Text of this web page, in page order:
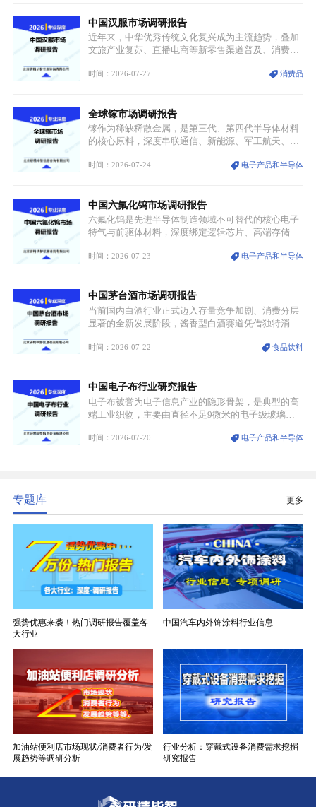
价无市”的供给真空，并沿高频覆铜板、PCB电路板向
AI服务器、5G基站等高端电子终端持续传导，全产业
链生产、成本、交付均承受巨大压力。
中国汉服市场调研报告
近年来，中华优秀传统文化复兴成为主流趋势，叠加
文旅产业复苏、直播电商等新零售渠道普及、消费群
服不再局限于传统节日、古风活动等小众场景，逐步
重要载体。同时，行业标准落地、生产技术升级、原
创设计能力提升，进一步夯实产业发展根基，吸引传
统服饰品牌、文旅企业等跨界入局，市场活力持续释
时间：2026-07-27 消费品
全球镓市场调研报告
镓作为稀缺稀散金属，是第三代、第四代半导体材料
的核心原料，深度串联通信、新能源、军工航天、光
与大国科技博弈的关键战略资源。镓并非传统大宗金
领域渗透”的战略体系，成为全球科技产业运转的刚
需资源。
时间：2026-07-24 电子产品和半导体
中国六氟化钨市场调研报告
六氟化钨是先进半导体制造领域不可替代的核心电子
特气与前驱体材料，深度绑定逻辑芯片、高端存储芯
沉积（CVD）、原子层沉积（ALD）工艺专用前驱体
密制造流程。
时间：2026-07-23 电子产品和半导体
中国茅台酒市场调研报告
当前国内白酒行业正式迈入存量竞争加剧、消费分层
显著的全新发展阶段，酱香型白酒赛道凭借独特消费
道。贵州茅台凭借独一无二的核心产区壁垒、刚性产
业。
时间：2026-07-22 食品饮料
中国电子布行业研究报告
电子布被誉为电子信息产业的隐形骨架，是典型的高
端工业织物，主要由直径不足9微米的电子级玻璃纤
生产制造过程中不可或缺的核心基材。电子布具备高
时间：2026-07-20 电子产品和半导体
专题库 更多
强势优惠来袭！热门调研报告覆盖各
大行业
中国汽车内外饰涂料行业信息
加油站便利店市场现状/消费者行为/发
展趋势等调研分析
行业分析：穿戴式设备消费需求挖掘
研究报告